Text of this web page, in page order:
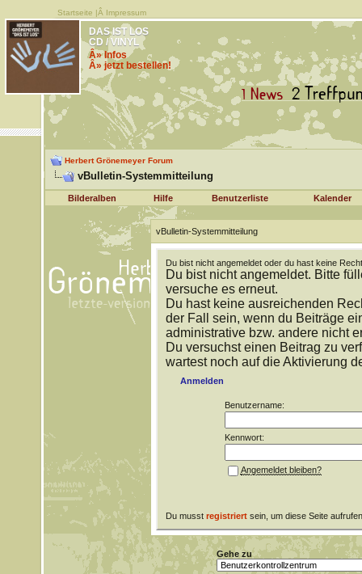
Startseite |Â Impressum
DAS IST LOS
CD / VINYL
Â» Infos
Â» jetzt bestellen!
Herbert Grönemeyer Forum
vBulletin-Systemmitteilung
Bilderalben Hilfe Benutzerliste Kalender
vBulletin-Systemmitteilung
Du bist nicht angemeldet oder du hast keine
Du bist nicht angemeldet. Bitte
versuche es erneut.
Du hast keine ausreichenden
der Fall sein, wenn du Beiträge
administrative bzw. andere nicht
Du versuchst einen Beitrag zu
wartest noch auf die Aktivierung
Anmelden
Benutzername:
Kennwort:
Angemeldet bleiben?
Du musst registriertsein, um diese Seite
Gehe zu